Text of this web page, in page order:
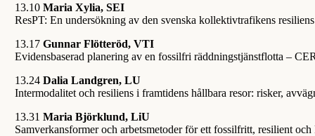
13.10 Maria Xylia, SEI
ResPT: En undersökning av den svenska kollektivtrafikens
13.17Gunnar Flötteröd, VTI
Evidensbaserad planering av en fossilfri räddningstjänstflotta –
13.24Dalia Landgren, LU
Intermodalitet och resiliens i framtidens hållbara resor: risker,
13.31Maria Björklund, LiU
Samverkansformer och arbetsmetoder för ett fossilfritt, resilient